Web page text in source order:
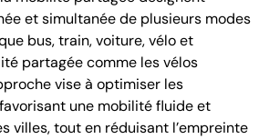
et simultanée de plusieurs modes
bus, train, voiture, vélo et
partagée comme les vélos
vise à optimiser les
une mobilité fluide et
villes, tout en réduisant l’empreinte